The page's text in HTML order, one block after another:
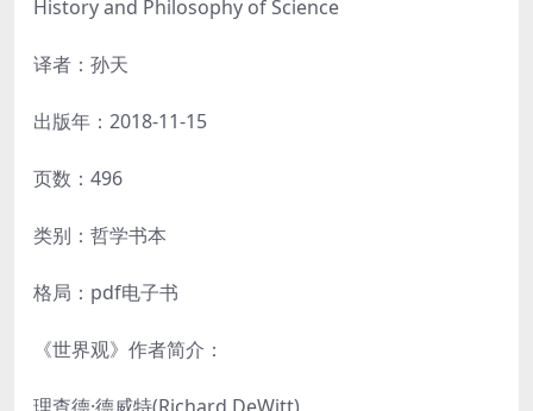
History and Philosophy of Science
译者：孙天
出版年：2018-11-15
页数：496
类别：哲学书本
格局：pdf电子书
《世界观》作者简介：